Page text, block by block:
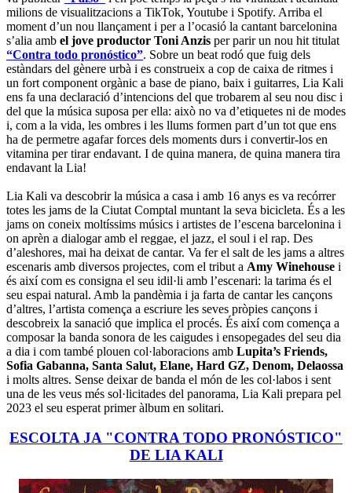
milions de visualitzacions a TikTok, Youtube i Spotify. Arriba el
moment d’un nou llançament i per a l’ocasió la cantant barcelonina
s’alia amb el jove productor Toni Anzis per parir un nou hit titulat
“Contra todo pronóstico”. Sobre un beat rodó que fuig dels
estàndars del gènere urbà i es construeix a cop de caixa de ritmes i
un fort component orgànic a base de piano, baix i guitarres, Lia Kali
ens fa una declaració d’intencions del que trobarem al seu nou disc i
del que la música suposa per ella: això no va d’etiquetes ni de modes
i, com a la vida, les ombres i les llums formen part d’un tot que ens
ha de permetre agafar forces dels moments durs i convertir-los en
vitamina per tirar endavant. I de quina manera, de quina manera tira
endavant la Lia!
Lia Kali va descobrir la música a casa i amb 16 anys es va recórrer
totes les jams de la Ciutat Comptal muntant la seva bicicleta. És a les
jams on coneix moltíssims músics i artistes de l’escena barcelonina i
on aprèn a dialogar amb el reggae, el jazz, el soul i el rap. Des
d’aleshores, mai ha deixat de cantar. Va fer el salt de les jams a altres
escenaris amb diversos projectes, com el tribut a Amy Winehouse i
és així com es consigna el seu idil·li amb l’escenari: la tarima és el
seu espai natural. Amb la pandèmia i ja farta de cantar les cançons
d’altres, l’artista comença a escriure les seves pròpies cançons i
descobreix la sanació que implica el procés. És així com comença a
composar la banda sonora de les caigudes i ensopegades del seu dia
a dia i com també plouen col·laboracions amb Lupita’s Friends,
Sofia Gabanna, Santa Salut, Elane, Hard GZ, Denom, Delaossa
i molts altres. Sense deixar de banda el món de les col·labos i sent
una de les veus més sol·licitades del panorama, Lia Kali prepara pel
2023 el seu esperat primer àlbum en solitari.
ESCOLTA JA "CONTRA TODO PRONÓSTICO"
DE LIA KALI